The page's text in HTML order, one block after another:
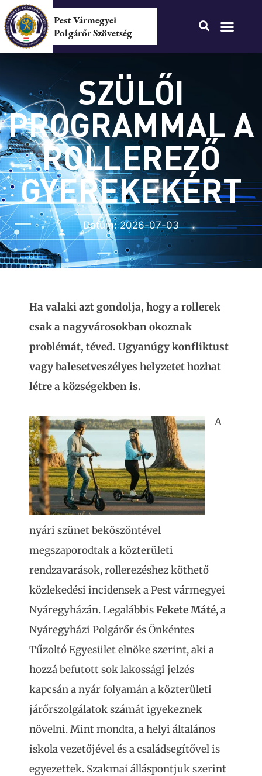
Pest Vármegyei
Polgárőr Szövetség
SZÜLŐI
PROGRAMMAL A
ROLLEREZŐ
GYEREKEKÉRT
Dátum:2026-07-03
Ha valaki azt gondolja, hogy a rollerek
csak a nagyvárosokban okoznak
problémát, téved. Ugyanúgy konfliktust
vagy balesetveszélyes helyzetet hozhat
létre a községekben is.
A
nyári szünet beköszöntével
megszaporodtak a közterületi
rendzavarások, rollerezéshez köthető
közlekedési incidensek a Pest vármegyei
Nyáregyházán. LegalábbisFekete Máté, a
Nyáregyházi Polgárőr és Önkéntes
Tűzoltó Egyesület elnöke szerint, aki a
hozzá befutott sok lakossági jelzés
kapcsán a nyár folyamán a közterületi
járőrszolgálatok számát igyekeznek
növelni. Mint mondta, a helyi általános
iskola vezetőjével és a családsegítővel is
egyezettek. Szakmai álláspontjuk szerint